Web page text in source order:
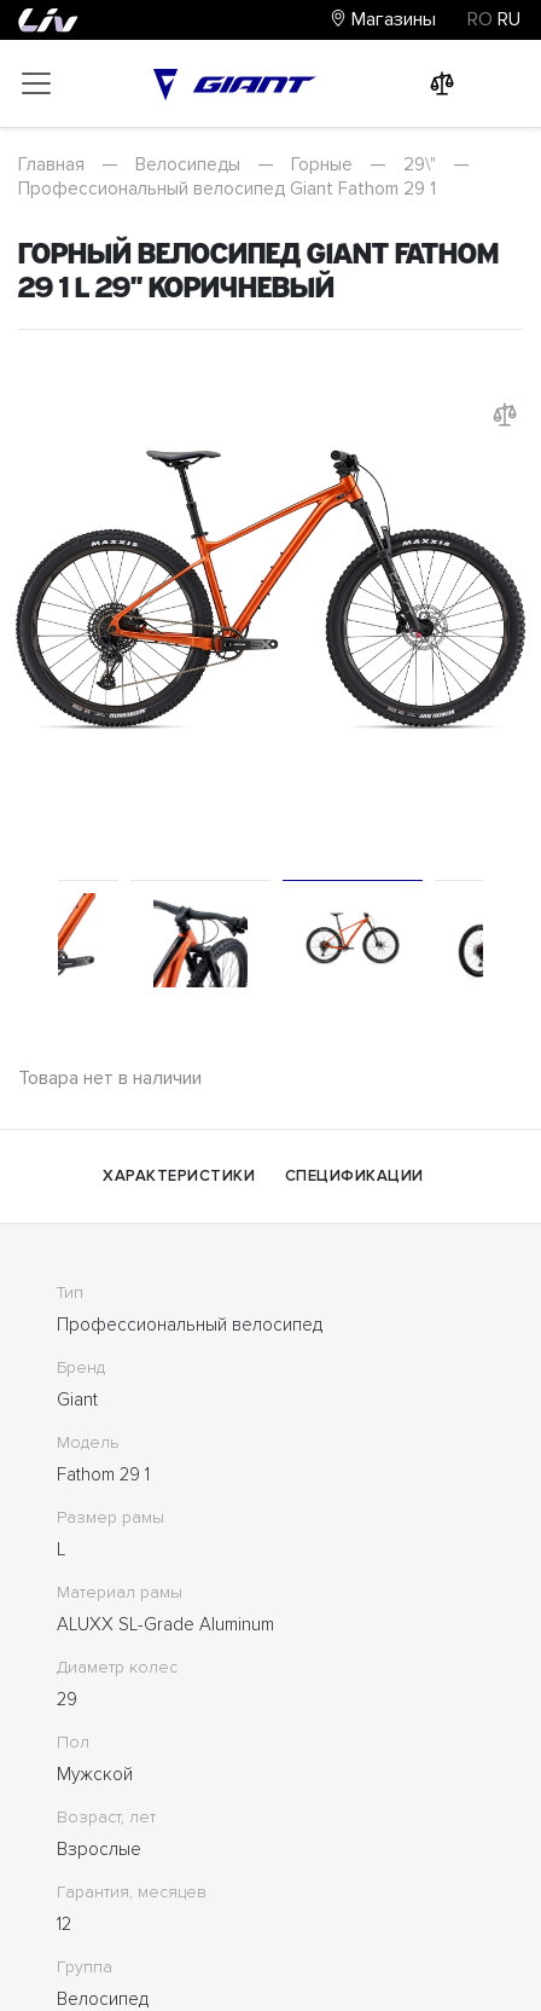
Магазины RO RU
Главная — Велосипеды — Горные — 29\"
—
Профессиональный велосипед Giant Fathom 29 1
Горный велосипед Giant Fathom
29 1 L 29" Коричневый
Товара нет в наличии
ХАРАКТЕРИСТИКИ СПЕЦИФИКАЦИИ
Тип
Профессиональный велосипед
Бренд
Giant
Модель
Fathom 29 1
Размер рамы
L
Материал рамы
ALUXX SL-Grade Aluminum
Диаметр колес
29
Пол
Мужской
Возраст, лет
Взрослые
Гарантия, месяцев
12
Группа
Велосипед